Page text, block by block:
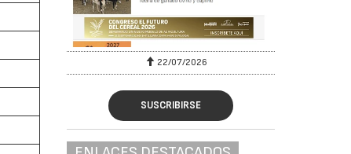
22/07/2026
SUSCRIBIRSE